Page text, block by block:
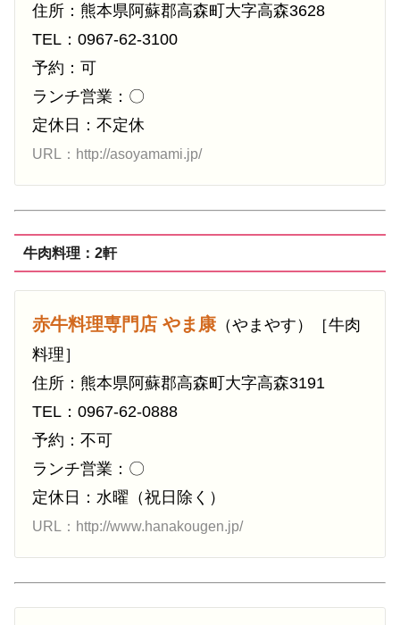
住所：熊本県阿蘇郡高森町大字高森3628
TEL：0967-62-3100
予約：可
ランチ営業：〇
定休日：不定休
URL：http://asoyamami.jp/
牛肉料理：2軒
赤牛料理専門店 やま康（やまやす）［牛肉
料理］
住所：熊本県阿蘇郡高森町大字高森3191
TEL：0967-62-0888
予約：不可
ランチ営業：〇
定休日：水曜（祝日除く）
URL：http://www.hanakougen.jp/